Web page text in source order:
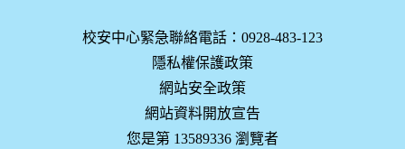
校安中心緊急聯絡電話：0928-483-123
隱私權保護政策
網站安全政策
網站資料開放宣告
您是第 13589336 瀏覽者